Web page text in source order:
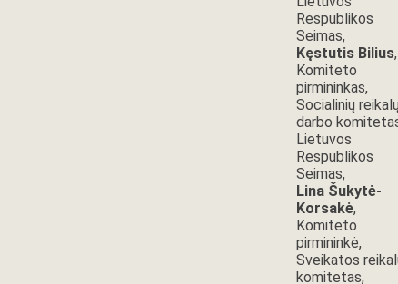
Respublikos
Seimas,
Kęstutis Bilius,
Komiteto
pirmininkas,
Socialinių
darbo
Lietuvos
Respublikos
Seimas,
Lina Šukytė-
Korsakė,
Komiteto
pirmininkė,
Sveikatos
komitetas,